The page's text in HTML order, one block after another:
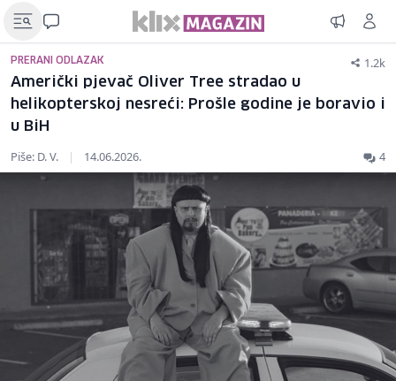
PRERANI ODLAZAK 1.2k
Američki pjevač Oliver Tree stradao u
helikopterskoj nesreći: Prošle godine je boravio i
u BiH
Piše: D. V. | 14.06.2026. 4